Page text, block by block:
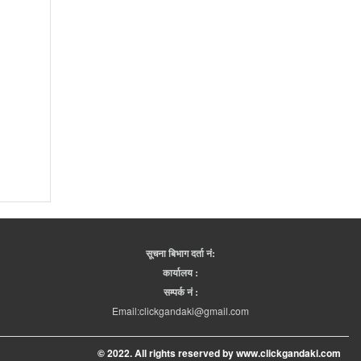
सूचना बिभाग दर्ता नं:
कार्यालय :
सम्पर्क नं :
Email:clickgandaki@gmail.com
© 2022. All rights reserved by www.clickgandaki.com